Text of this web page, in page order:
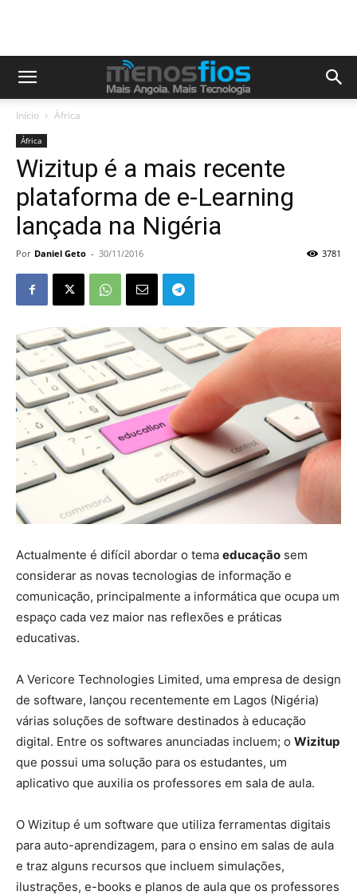
Início África
África
Wizitup é a mais recente
plataforma de e-Learning
lançada na Nigéria
Por Daniel Geto - 30/11/2016 3781
Actualmente é difícil abordar o tema educação sem
considerar as novas tecnologias de informação e
comunicação, principalmente a informática que ocupa um
espaço cada vez maior nas reflexões e práticas
educativas.
A Vericore Technologies Limited, uma empresa de design
de software, lançou recentemente em Lagos (Nigéria)
várias soluções de software destinados à educação
digital. Entre os softwares anunciadas incluem; o Wizitup
que possui uma solução para os estudantes, um
aplicativo que auxilia os professores em sala de aula.
O Wizitup é um software que utiliza ferramentas digitais
para auto-aprendizagem, para o ensino em salas de aula
e traz alguns recursos que incluem simulações,
ilustrações, e-books e planos de aula que os professores